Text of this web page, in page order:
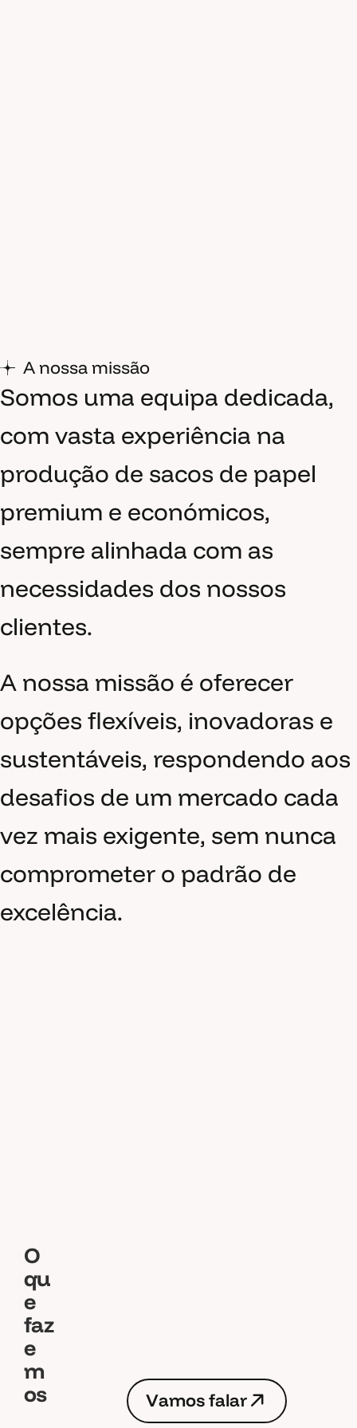
A nossa missão
Somos uma equipa dedicada,
com vasta experiência na
produção de sacos de papel
premium e económicos,
sempre alinhada com as
necessidades dos nossos
clientes.
A nossa missão é oferecer
opções flexíveis, inovadoras e
sustentáveis, respondendo aos
desafios de um mercado cada
vez mais exigente, sem nunca
comprometer o padrão de
excelência.
O
qu
e
faz
e
m
os Vamosfalar